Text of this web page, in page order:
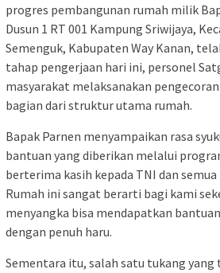
progres pembangunan rumah milik
Dusun 1 RT 001 Kampung Sriwijaya,
Semenguk, Kabupaten Way Kanan,
tahap pengerjaan hari ini, personel
masyarakat melaksanakan
bagian dari struktur utama rumah.
Bapak Parnen menyampaikan rasa
bantuan yang diberikan melalui
berterima kasih kepada TNI dan
Rumah ini sangat berarti bagi kami
menyangka bisa mendapatkan
dengan penuh haru.
Sementara itu, salah satu tukang